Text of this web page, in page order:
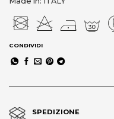
CONDIVIDI
SPEDIZIONE